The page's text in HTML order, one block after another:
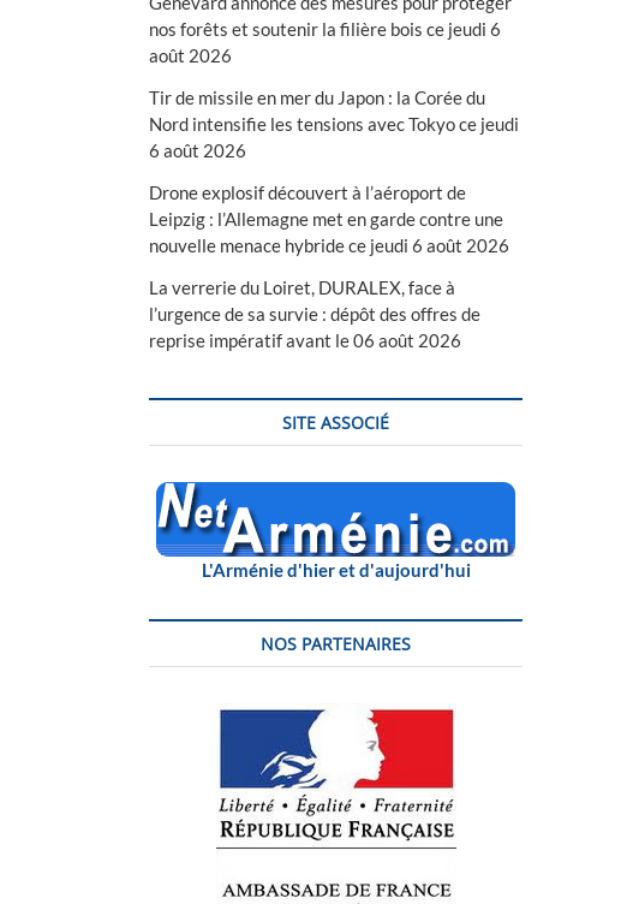
nos forêts et soutenir la filière bois ce jeudi 6
août 2026
Tir de missile en mer du Japon : la Corée du
Nord intensifie les tensions avec Tokyo ce jeudi
6 août 2026
Drone explosif découvert à l’aéroport de
Leipzig : l’Allemagne met en garde contre une
nouvelle menace hybride ce jeudi 6 août 2026
La verrerie du Loiret, DURALEX, face à
l’urgence de sa survie : dépôt des offres de
reprise impératif avant le 06 août 2026
SITE ASSOCIÉ
L'Arménie d'hier et d'aujourd'hui
NOS PARTENAIRES